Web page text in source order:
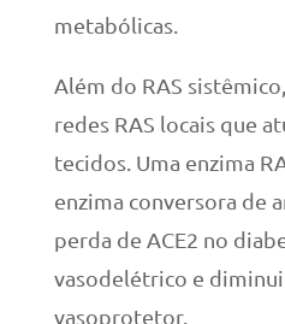
metabólicas.
Além do RAS
redes RAS locais que
tecidos. Uma enzima
enzima conversora de
perda de ACE2 no
vasodelétrico e diminui
vasoprotetor.